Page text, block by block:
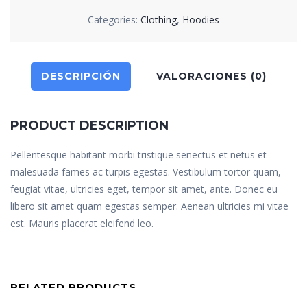
Categories: Clothing, Hoodies
DESCRIPCIÓN VALORACIONES (0)
PRODUCT DESCRIPTION
Pellentesque habitant morbi tristique senectus et netus et
malesuada fames ac turpis egestas. Vestibulum tortor quam,
feugiat vitae, ultricies eget, tempor sit amet, ante. Donec eu
libero sit amet quam egestas semper. Aenean ultricies mi vitae
est. Mauris placerat eleifend leo.